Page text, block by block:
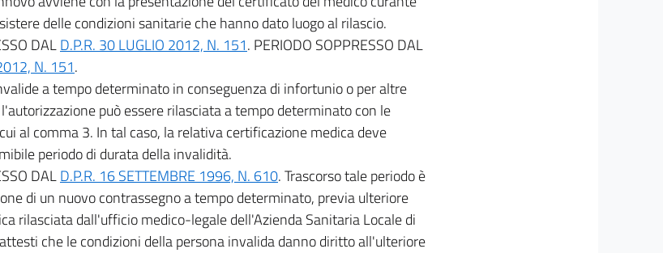
delle condizioni sanitarie che hanno dato luogo al rilascio.
DALD.P.R. 30 LUGLIO 2012, N. 151. PERIODO SOPPRESSO DAL
N. 151.
a tempo determinato in conseguenza di infortunio o per altre
può essere rilasciata a tempo determinato con le
al comma 3. In tal caso, la relativa certificazione medica deve
periodo di durata della invalidità.
DALD.P.R. 16 SETTEMBRE 1996, N. 610. Trascorso tale periodo è
di un nuovo contrassegno a tempo determinato, previa ulteriore
rilasciata dall'ufficio medico-legale dell'Azienda Sanitaria Locale di
che le condizioni della persona invalida danno diritto all'ulteriore